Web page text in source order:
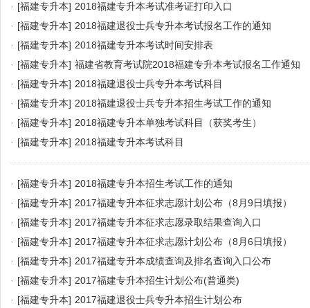
· [福建专升本] 2018福建专升本考试准考证打印入口
· [福建专升本] 2018福建退役士兵专升本考试报名工作的通知
· [福建专升本] 2018福建专升本考试时间安排表
· [福建专升本] 福建省教育考试院2018福建专升本考试报名工作通知
· [福建专升本] 2018福建退役士兵专升本考试科目
· [福建专升本] 2018福建退役士兵专升本招生考试工作的通知
· [福建专升本] 2018福建专升本单独考试科目（获奖考生）
· [福建专升本] 2018福建专升本考试科目
· [福建专升本] 2018福建专升本招生考试工作的通知
· [福建专升本] 2017福建专升本征求志愿计划公布（8月9日填报）
· [福建专升本] 2017福建专升本征求志愿录取结果查询入口
· [福建专升本] 2017福建专升本征求志愿计划公布（8月6日填报）
· [福建专升本] 2017福建专升本成绩查询及排名查询入口公布
· [福建专升本] 2017福建专升本招生计划公布(普通类)
· [福建专升本] 2017福建退役士兵专升本招生计划公布